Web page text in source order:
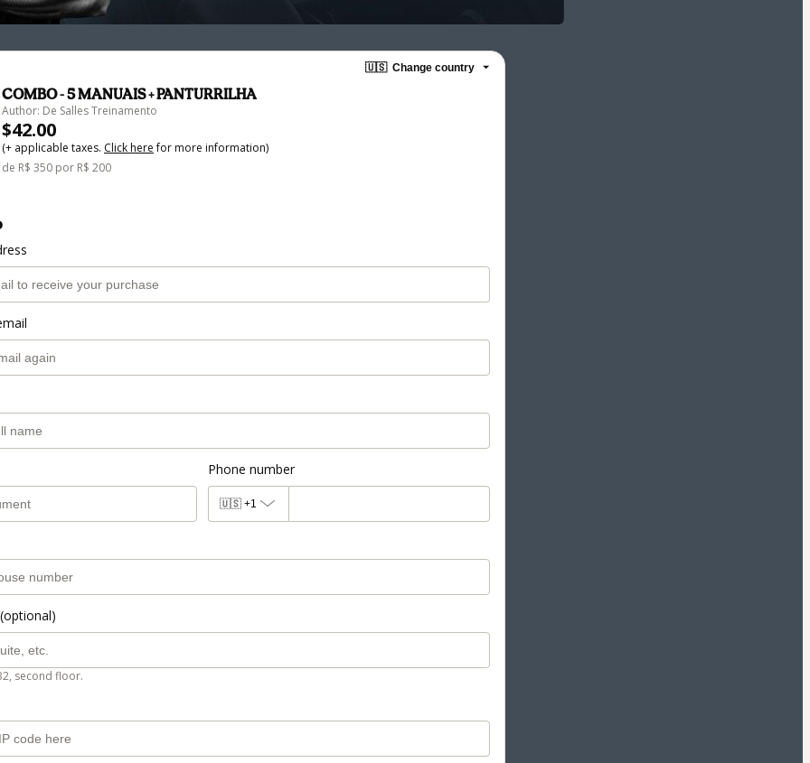
🇺🇸 Change country
COMBO - 5 MANUAIS + PANTURRILHA
Author: De Salles Treinamento
$42.00
(+ applicable taxes. Click herefor more information)
de R$ 350 por R$ 200
Phone number
🇺🇸 +1
second floor.